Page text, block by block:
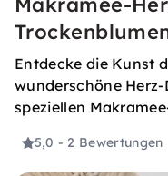
Entdecke die Kunst
wunderschöne
speziellen
5,0 - 2 Bewertungen